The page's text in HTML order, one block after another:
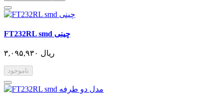
FT232RL smd چینی
۳,۰۹۵,۹۳۰ ریال
ناموجود